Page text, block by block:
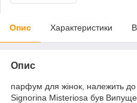
Опис Характеристики
Опис
парфум для жінок, належить до
Signorina Misteriosa був